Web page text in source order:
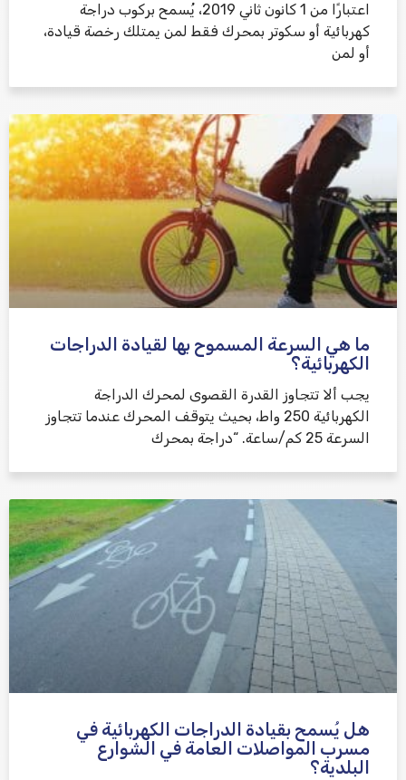
اعتبارًا من 1 كانون ثاني 2019، يُسمح بركوب دراجة
كهربائية أو سكوتر بمحرك فقط لمن يمتلك رخصة قيادة،
أو لمن
ما هي السرعة المسموح بها لقيادة الدراجات
الكهربائية؟
يجب ألا تتجاوز القدرة القصوى لمحرك الدراجة
الكهربائية 250 واط، بحيث يتوقف المحرك عندما تتجاوز
السرعة 25 كم/ساعة. “دراجة بمحرك
هل يُسمح بقيادة الدراجات الكهربائية في
مسرب المواصلات العامة في الشوارع
البلدية؟